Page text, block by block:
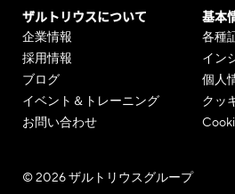
ザルトリウスについて
企業情報
採用情報
ブログ
イベント＆トレーニング
お問い合わせ
基本
各種
イン
個人
クッ
© 2026 ザルトリウスグループ